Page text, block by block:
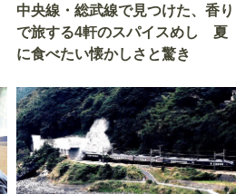
中央線・総武線で見つけた、香り
で旅する4軒のスパイスめし 夏
に食べたい懐かしさと驚き